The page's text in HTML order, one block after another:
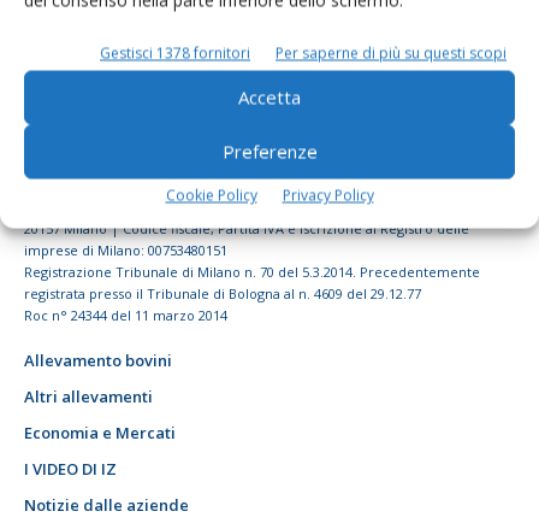
Gestisci 1378 fornitori Per saperne di più su questi scopi
Accetta
Preferenze
Cookie Policy Privacy Policy
© Tecniche Nuove Spa. Tutti i diritti riservati. Sede legale Via Eritrea 21 -
20157 Milano | Codice fiscale, Partita IVA e Iscrizione al Registro delle
imprese di Milano: 00753480151
Registrazione Tribunale di Milano n. 70 del 5.3.2014. Precedentemente
registrata presso il Tribunale di Bologna al n. 4609 del 29.12.77
Roc n° 24344 del 11 marzo 2014
Allevamento bovini
Altri allevamenti
Economia e Mercati
I VIDEO DI IZ
Notizie dalle aziende